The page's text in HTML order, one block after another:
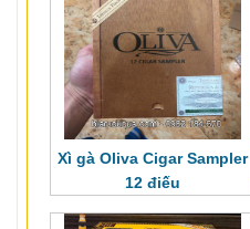
Xì gà Oliva Cigar Sampler
12 điếu